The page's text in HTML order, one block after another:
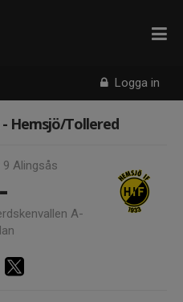
Logga in
Hemsjö/Tollered
9 Alingsås
-
A-